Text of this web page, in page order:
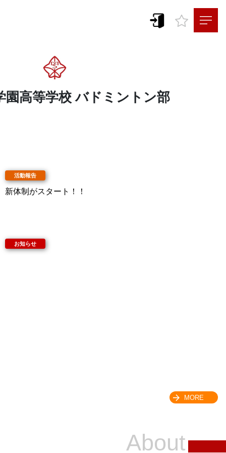
園高等学校 バドミントン部
新体制がスタート！！
MORE
About